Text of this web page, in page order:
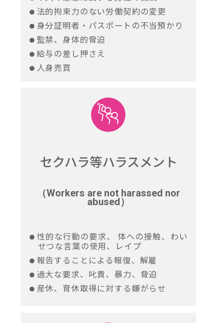
法的拘束力のない労働契約の変更
身分証明者・パスポートの不当預かり
監禁、身体的脅迫
給与の差し押さえ
人身売買
セクハラ等ハラスメント
（Workers are not harassed nor
abused）
性的な行動の要求、 体への接触、わい
せつな言葉の使用、レイプ
報告することによる報復、解雇
過大な要求、叱責、暴力、脅迫
産休、育休取得に対する嫌がらせ